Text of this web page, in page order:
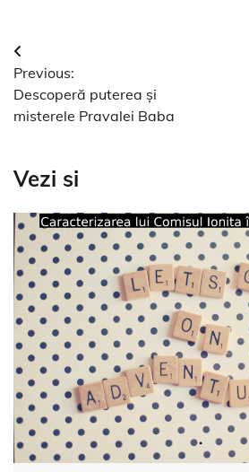
Navigare
în
articole
Previous:
Descoperă puterea și
misterele Pravalei Baba
Vezi si